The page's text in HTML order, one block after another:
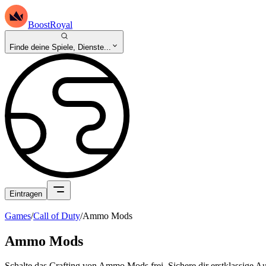
BoostRoyal
Finde deine Spiele, Dienste...
Eintragen
Games/Call of Duty/Ammo Mods
Ammo Mods